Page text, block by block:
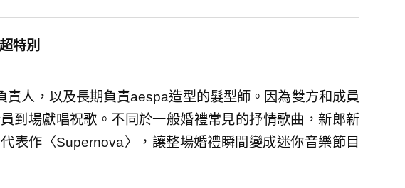
特別
責人，以及長期負責aespa造型的髮型師。因為雙方和成員
到場獻唱祝歌。不同於一般婚禮常見的抒情歌曲，新郎新
表作〈Supernova〉，讓整場婚禮瞬間變成迷你音樂節目